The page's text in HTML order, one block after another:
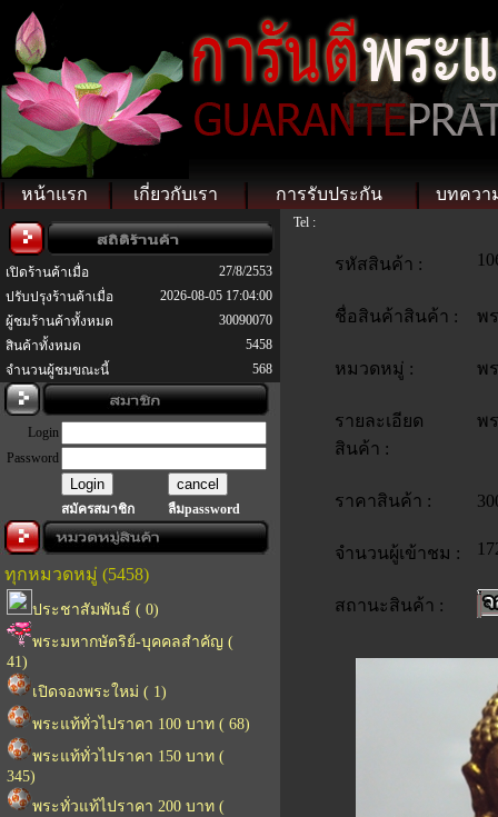
หน้าแรก เกี่ยวกับเรา การรับประกัน บทควา
เปิดร้านค้าเมื่อ
27/8/2553
ปรับปรุงร้านค้าเมื่อ
2026-08-05 17:04:00
ผู้ชมร้านค้าทั้งหมด
30090070
สินค้าทั้งหมด
5458
จำนวนผู้ชมขณะนี้
568
Login
Password
สมัครสมาชิก ลืมpassword
ทุกหมวดหมู่ (5458)
ประชาสัมพันธ์ ( 0)
พระมหากษัตริย์-บุคคลสำคัญ (
41)
เปิดจองพระใหม่ ( 1)
พระแท้ทั่วไปราคา 100 บาท ( 68)
พระแท้ทั่วไปราคา 150 บาท (
345)
พระทั่วแท้ไปราคา 200 บาท (
Tel :
รหัสสินค้า :
ชื่อสินค้าสินค้า : พ
หมวดหมู่ : พ
รายละเอียด
สินค้า :
พ
ราคาสินค้า :
จำนวนผู้เข้าชม :
สถานะสินค้า :